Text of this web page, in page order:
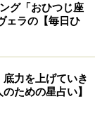
グ「おひつじ座
ェラの【毎日ひ
力を上げていき
ための星占い】